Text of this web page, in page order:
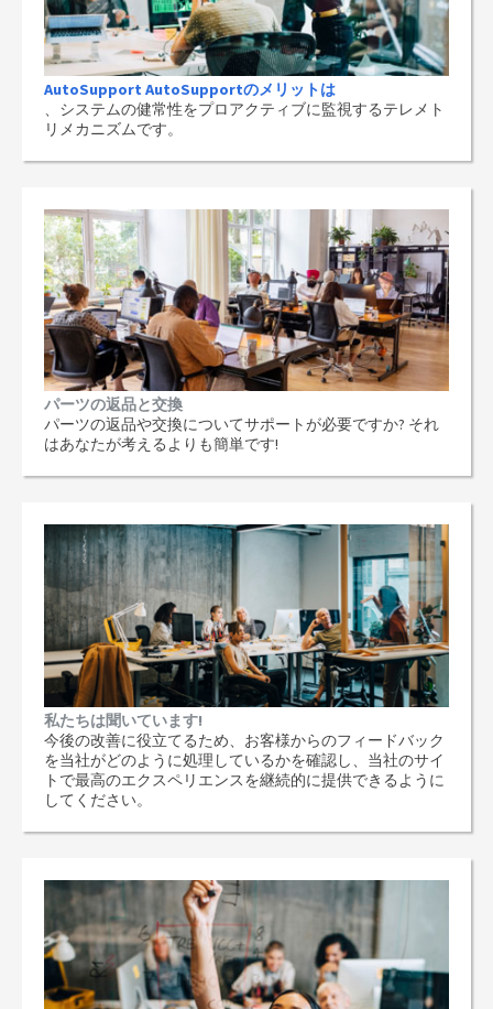
AutoSupport AutoSupportのメリットは
、システムの健常性をプロアクティブに監視するテレメト
リメカニズムです。
パーツの返品と交換
パーツの返品や交換についてサポートが必要ですか? それ
はあなたが考えるよりも簡単です!
私たちは聞いています!
今後の改善に役立てるため、お客様からのフィードバック
を当社がどのように処理しているかを確認し、当社のサイ
トで最高のエクスペリエンスを継続的に提供できるように
してください。